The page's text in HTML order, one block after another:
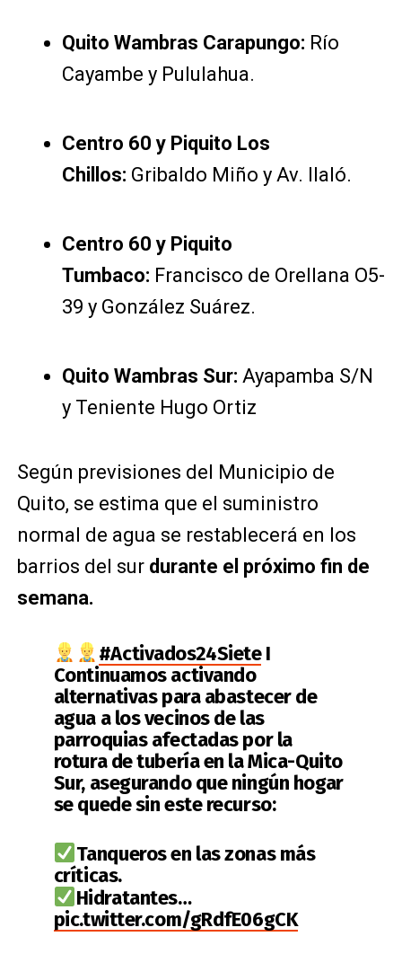
Quito Wambras Carapungo: Río
Cayambe y Pululahua.
Centro 60 y Piquito Los
Chillos: Gribaldo Miño y Av. Ilaló.
Centro 60 y Piquito
Tumbaco: Francisco de Orellana O5-
39 y González Suárez.
Quito Wambras Sur: Ayapamba S/N
y Teniente Hugo Ortiz
Según previsiones del Municipio de
Quito, se estima que el suministro
normal de agua se restablecerá en los
barrios del sur durante el próximo fin de
semana.
#Activados24SieteI
Continuamos activando
alternativas para abastecer de
agua a los vecinos de las
parroquias afectadas por la
rotura de tubería en la Mica-Quito
Sur, asegurando que ningún hogar
se quede sin este recurso:
Tanqueros en las zonas más
críticas.
Hidratantes…
pic.twitter.com/gRdfE06gCK